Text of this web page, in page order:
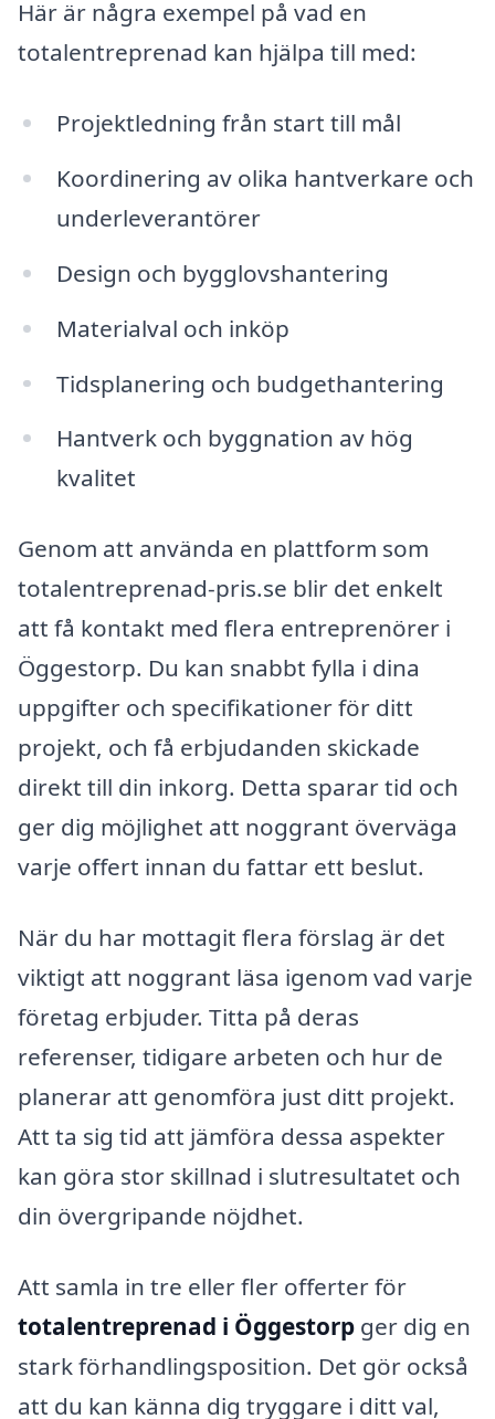
Här är några exempel på vad en
totalentreprenad kan hjälpa till med:
Projektledning från start till mål
Koordinering av olika hantverkare och
underleverantörer
Design och bygglovshantering
Materialval och inköp
Tidsplanering och budgethantering
Hantverk och byggnation av hög
kvalitet
Genom att använda en plattform som
totalentreprenad-pris.se blir det enkelt
att få kontakt med flera entreprenörer i
Öggestorp. Du kan snabbt fylla i dina
uppgifter och specifikationer för ditt
projekt, och få erbjudanden skickade
direkt till din inkorg. Detta sparar tid och
ger dig möjlighet att noggrant överväga
varje offert innan du fattar ett beslut.
När du har mottagit flera förslag är det
viktigt att noggrant läsa igenom vad varje
företag erbjuder. Titta på deras
referenser, tidigare arbeten och hur de
planerar att genomföra just ditt projekt.
Att ta sig tid att jämföra dessa aspekter
kan göra stor skillnad i slutresultatet och
din övergripande nöjdhet.
Att samla in tre eller fler offerter för
totalentreprenad i Öggestorp ger dig en
stark förhandlingsposition. Det gör också
att du kan känna dig tryggare i ditt val,